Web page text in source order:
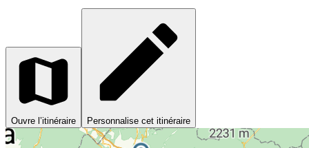
Ouvre l’itinéraire Personnalise cet itinéraire